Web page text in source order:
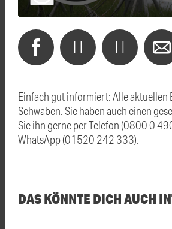
Einfach gut informiert: Alle aktuellen
Schwaben. Sie haben auch einen
Sie ihn gerne per Telefon (0800 0
WhatsApp (01520 242 333).
DAS KÖNNTE DICH AUCH